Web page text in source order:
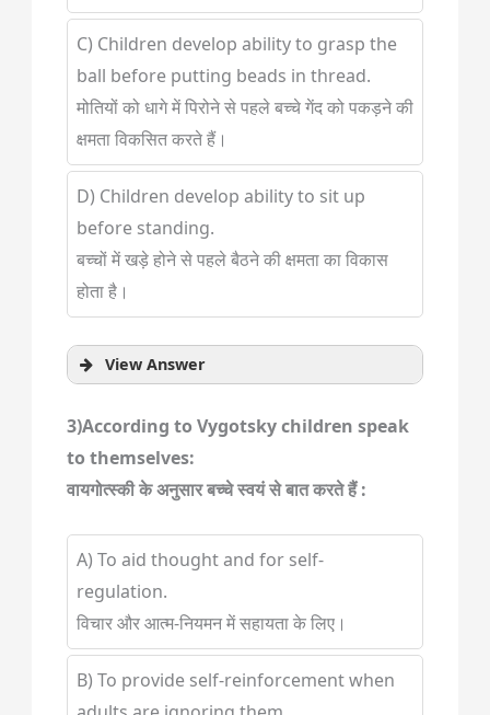
C) Children develop ability to grasp the
ball before putting beads in thread.
मोतियों को धागे में पिरोने से पहले बच्चे गेंद को पकड़ने की
क्षमता विकसित करते हैं।
D) Children develop ability to sit up
before standing.
बच्चों में खड़े होने से पहले बैठने की क्षमता का विकास
होता है।
View Answer
3)According to Vygotsky children speak
to themselves:
वायगोत्स्की के अनुसार बच्चे स्वयं से बात करते हैं :
A) To aid thought and for self-
regulation.
विचार और आत्म-नियमन में सहायता के लिए।
B) To provide self-reinforcement when